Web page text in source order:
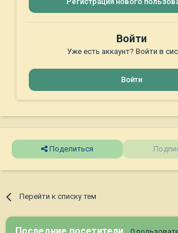
Войти
Уже есть аккаунт? Войти в
Войти
Поделиться
Перейти к списку тем